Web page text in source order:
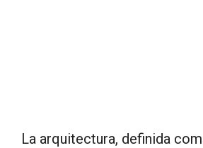
La arquitectura, definida